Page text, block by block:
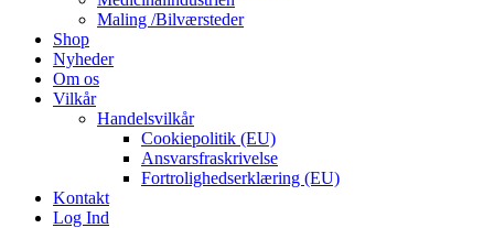
Maling /Bilværsteder
Shop
Nyheder
Om os
Vilkår
Handelsvilkår
Cookiepolitik (EU)
Ansvarsfraskrivelse
Fortrolighedserklæring (EU)
Kontakt
Log Ind